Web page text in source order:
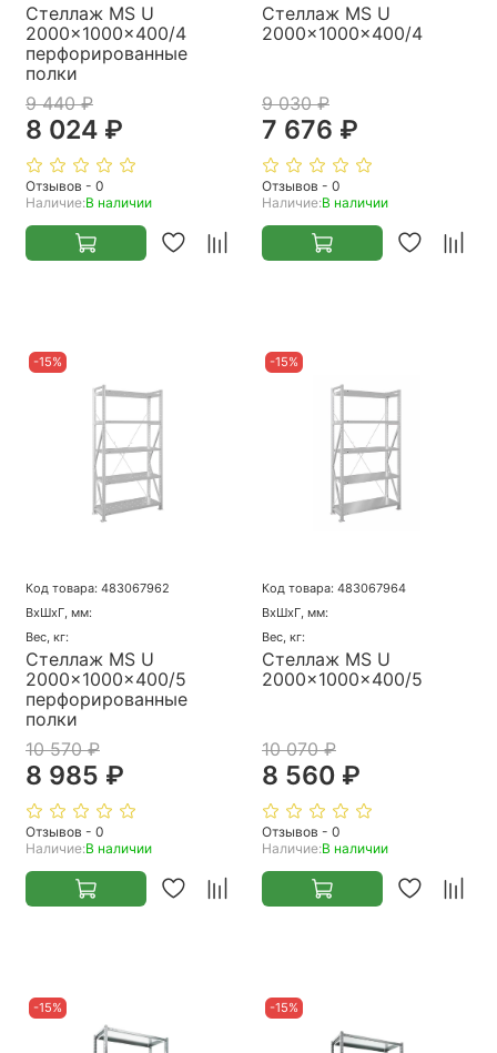
Стеллаж MS U
2000x1000x400/4
перфорированные
полки
9 440 ₽
8 024 ₽
Отзывов - 0
Наличие:В наличии
Стеллаж MS U
2000x1000x400/4
9 030 ₽
7 676 ₽
Отзывов - 0
Наличие:В наличии
-15%
Код товара: 483067962
ВхШхГ, мм:
Вес, кг:
Стеллаж MS U
2000x1000x400/5
перфорированные
полки
10 570 ₽
8 985 ₽
Отзывов - 0
Наличие:В наличии
-15%
Код товара: 483067964
ВхШхГ, мм:
Вес, кг:
Стеллаж MS U
2000x1000x400/5
10 070 ₽
8 560 ₽
Отзывов - 0
Наличие:В наличии
-15% -15%